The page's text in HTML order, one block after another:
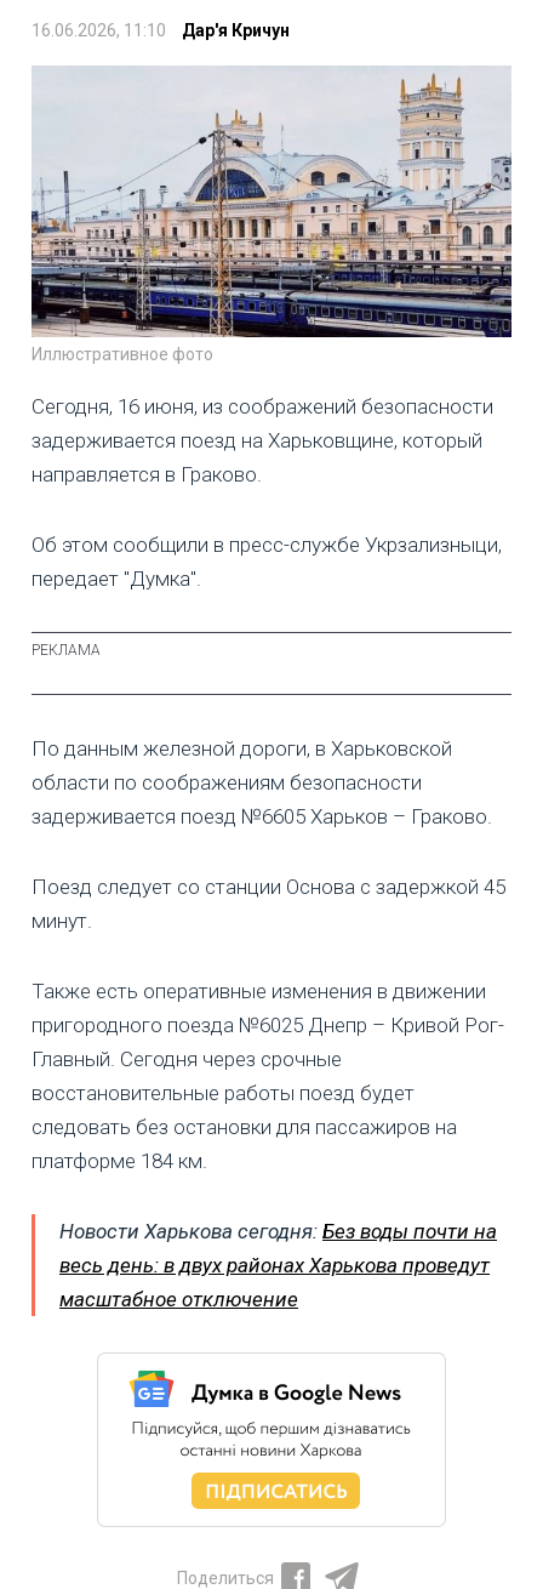
16.06.2026, 11:10 Дар'я Кричун
Иллюстративное фото
Сегодня, 16 июня, из соображений безопасности
задерживается поезд на Харьковщине, который
направляется в Граково.
Об этом сообщили в пресс-службе Укрзализныци,
передает "Думка".
По данным железной дороги, в Харьковской
области по соображениям безопасности
задерживается поезд №6605 Харьков – Граково.
Поезд следует со станции Основа с задержкой 45
минут.
Также есть оперативные изменения в движении
пригородного поезда №6025 Днепр – Кривой Рог-
Главный. Сегодня через срочные
восстановительные работы поезд будет
следовать без остановки для пассажиров на
платформе 184 км.
Новости Харькова сегодня: Без воды почти на
весь день: в двух районах Харькова проведут
масштабное отключение
Поделиться